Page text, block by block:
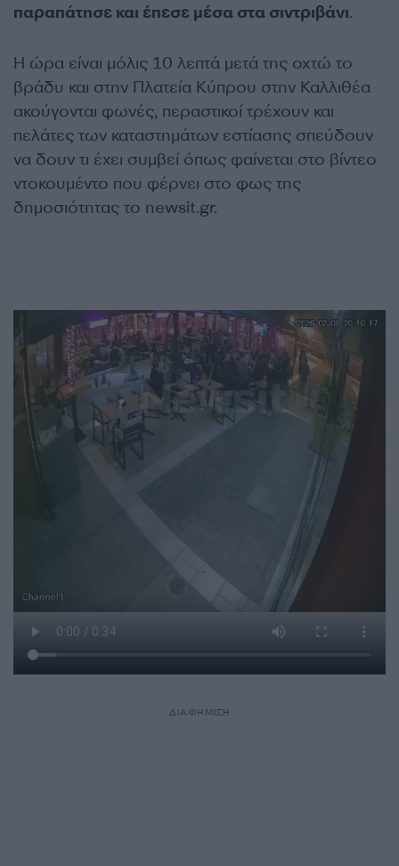
παραπάτησε και έπεσε μέσα στα σιντριβάνι.
Η ώρα είναι μόλις 10 λεπτά μετά της οχτώ το
βράδυ και στην Πλατεία Κύπρου στην Καλλιθέα
ακούγονται φωνές, περαστικοί τρέχουν και
πελάτες των καταστημάτων εστίασης σπεύδουν
να δουν τι έχει συμβεί όπως φαίνεται στο βίντεο
ντοκουμέντο που φέρνει στο φως της
δημοσιότητας το newsit.gr.
ΔΙΑΦΗΜΙΣΗ